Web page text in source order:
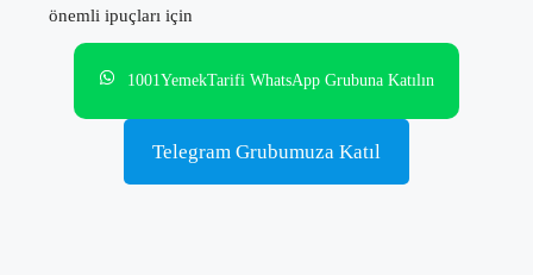
önemli ipuçları için
1001YemekTarifi WhatsApp Grubuna Katılın
Telegram Grubumuza Katıl